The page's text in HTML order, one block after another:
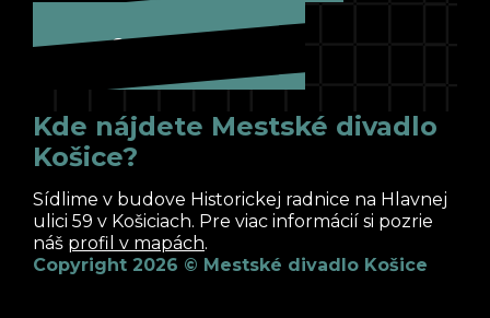
Cesta k nám
Kde nájdete Mestské divadlo
Košice?
Sídlime v budove Historickej radnice na Hlavnej
ulici 59 v Košiciach. Pre viac informácií si pozrie
náš profil v mapách.
Copyright 2026 © Mestské divadlo Košice